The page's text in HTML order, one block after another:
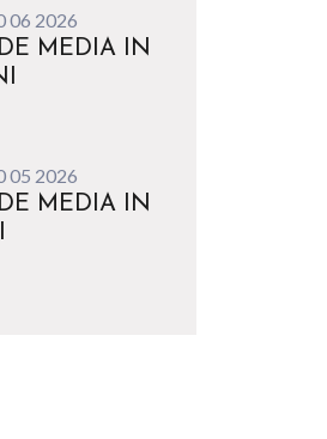
06 2026
MEDIA IN
05 2026
MEDIA IN